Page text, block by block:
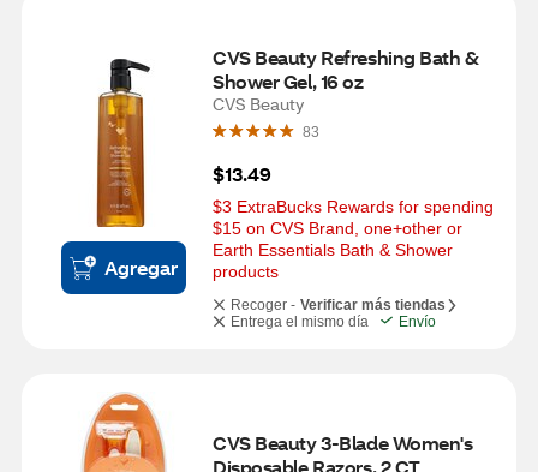
Agregar
CVS Beauty Refreshing Bath &
Shower Gel, 16 oz
CVS Beauty
83
$13.49
$3 ExtraBucks Rewards for spending
$15 on CVS Brand, one+other or
Earth Essentials Bath & Shower
products
Recoger - Verificar más tiendas
Entrega el mismo día
Envío
CVS Beauty 3-Blade Women's
Disposable Razors, 2 CT